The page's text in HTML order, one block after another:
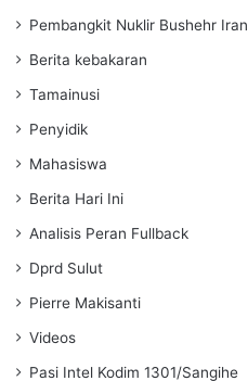
Pembangkit Nuklir Bushehr Iran
Berita kebakaran
Tamainusi
Penyidik
Mahasiswa
Berita Hari Ini
Analisis Peran Fullback
Dprd Sulut
Pierre Makisanti
Videos
Pasi Intel Kodim 1301/Sangihe